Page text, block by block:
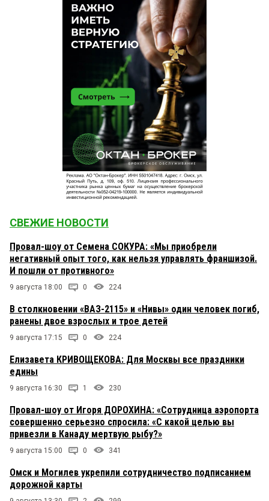
СВЕЖИЕ НОВОСТИ
Провал-шоу от Семена СОКУРА: «Мы приобрели
негативный опыт того, как нельзя управлять франшизой.
И пошли от противного»
9 августа 18:00 0 224
В столкновении «ВАЗ-2115» и «Нивы» один человек погиб,
ранены двое взрослых и трое детей
9 августа 17:15 0 224
Елизавета КРИВОЩЕКОВА: Для Москвы все праздники
едины
9 августа 16:30 1 230
Провал-шоу от Игоря ДОРОХИНА: «Сотрудница аэропорта
совершенно серьезно спросила: «С какой целью вы
привезли в Канаду мертвую рыбу?»
9 августа 15:00 0 341
Омск и Могилев укрепили сотрудничество подписанием
дорожной карты